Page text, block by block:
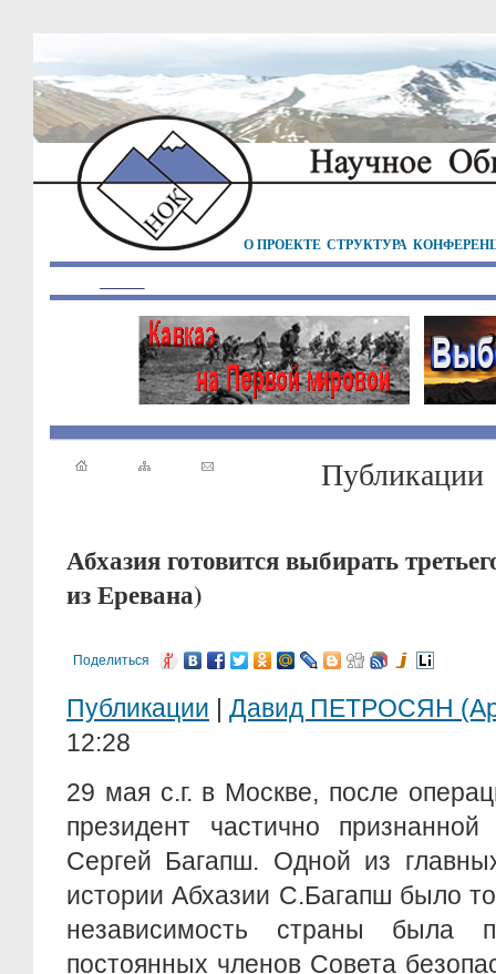
О ПРОЕКТЕ СТРУКТУРА
Публикации
Абхазия готовится выбирать
из Еревана)
Поделиться
Публикации | Давид ПЕТРОСЯН
12:28
29 мая с.г. в Москве, после
президент частично
Сергей Багапш. Одной из
истории Абхазии С.Багапш было
независимость страны была
постоянных членов Совета